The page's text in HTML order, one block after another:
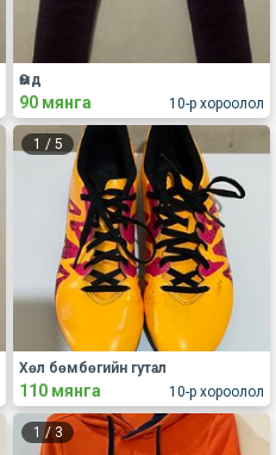
10-р хороолол
Өмд
90 мянга
1 / 5
10-р хороолол
Хөл бөмбөгийн гутал
110 мянга
1 / 3